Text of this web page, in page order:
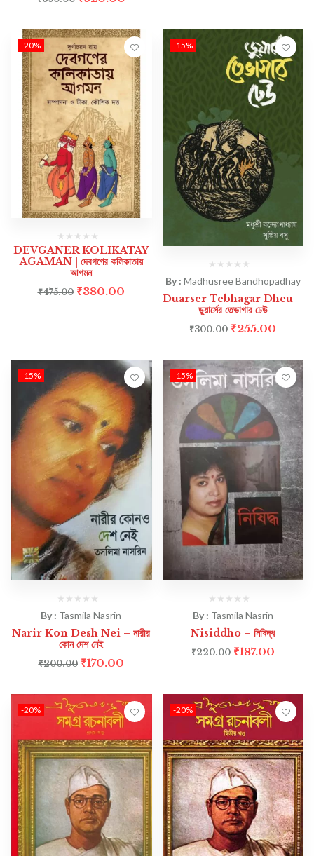
-20%
DEVGANER KOLIKATAY
AGAMAN | দেবগণের কলিকাতায়
আগমন
₹475.00 ₹380.00
-15%
By : Madhusree Bandhopadhay
Duarser Tebhagar Dheu –
ডুয়ার্সের তেভাগার ঢেউ
₹300.00 ₹255.00
-15%
By : Tasmila Nasrin
Narir Kon Desh Nei – নারীর
কোন দেশ নেই
₹200.00 ₹170.00
-15%
By : Tasmila Nasrin
Nisiddho – নিষিদ্ধ
₹220.00 ₹187.00
-20% -20%